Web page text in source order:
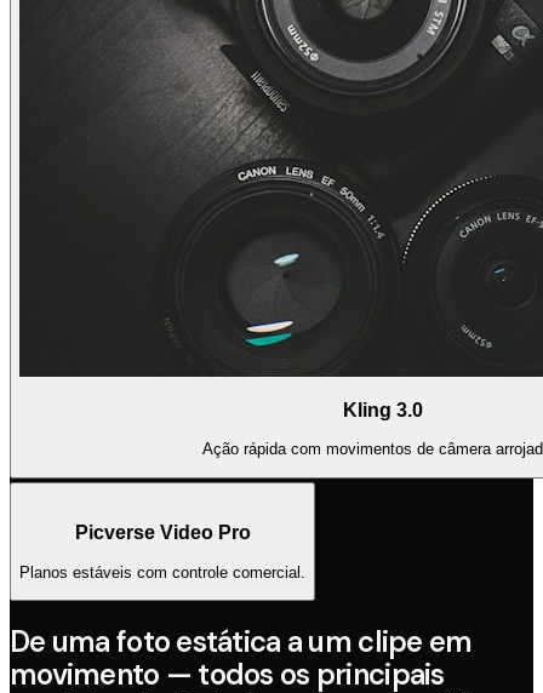
Kling 3.0
Ação rápida com movimentos de câmera
Picverse Video Pro
Planos estáveis com controle comercial.
De uma foto estática a um clipe em
movimento — todos os principais